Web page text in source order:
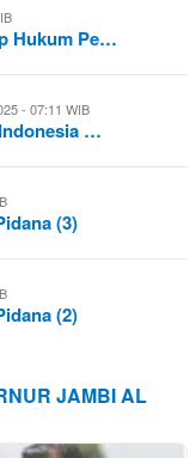
Hukum Pe…
- 07:11 WIB
…
(3)
(2)
JAMBI AL